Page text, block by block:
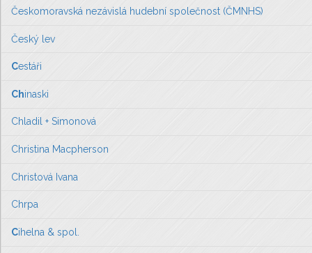
Českomoravská nezávislá hudební společnost (ČMNHS)
Český lev
Cestáři
Chinaski
Chladil + Simonová
Christina Macpherson
Christová Ivana
Chrpa
Cihelna & spol.